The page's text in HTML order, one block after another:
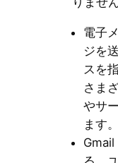
電子
ジを
スを
さま
やサ
ます。